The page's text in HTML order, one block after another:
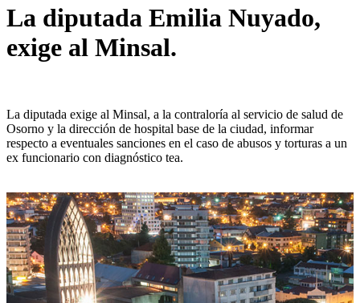
La diputada Emilia Nuyado,
exige al Minsal.
La diputada exige al Minsal, a la contraloría al servicio de salud de
Osorno y la dirección de hospital base de la ciudad, informar
respecto a eventuales sanciones en el caso de abusos y torturas a un
ex funcionario con diagnóstico tea.